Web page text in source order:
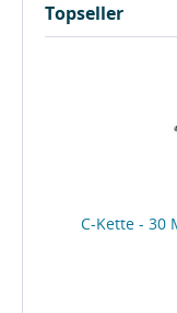
Topseller
C-Kette - 30